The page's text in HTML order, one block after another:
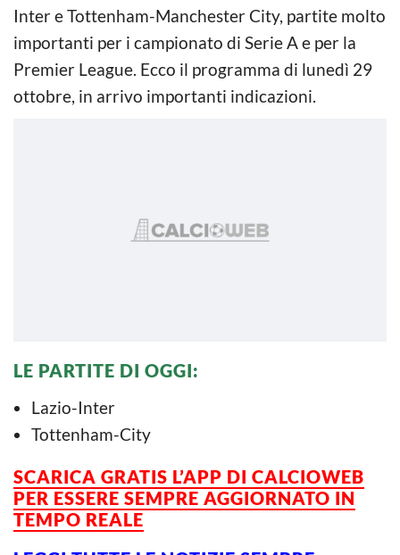
Inter e Tottenham-Manchester City, partite molto
importanti per i campionato di Serie A e per la
Premier League. Ecco il programma di lunedì 29
ottobre, in arrivo importanti indicazioni.
LE PARTITE DI OGGI:
Lazio-Inter
Tottenham-City
SCARICA GRATIS L’APP DI CALCIOWEB
PER ESSERE SEMPRE AGGIORNATO IN
TEMPO REALE